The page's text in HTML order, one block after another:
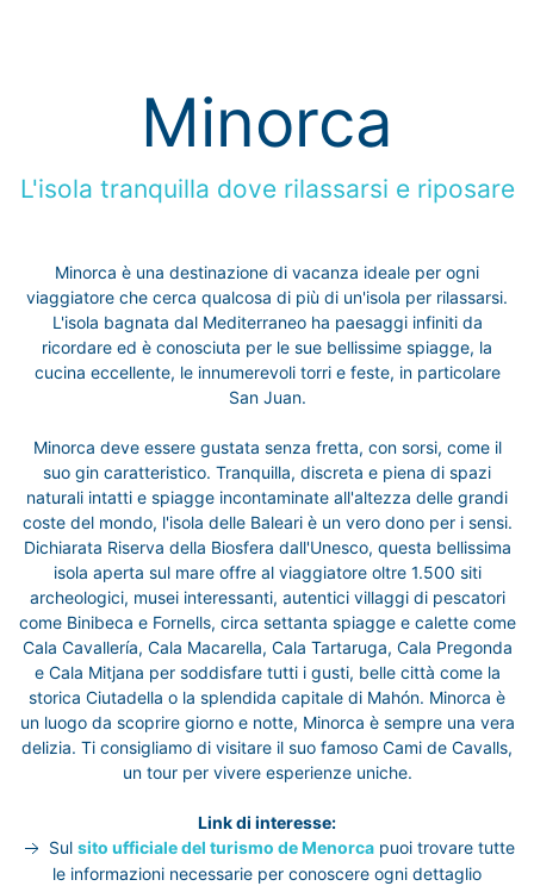
Minorca
L'isola tranquilla dove rilassarsi e riposare
Minorca è una destinazione di vacanza ideale per ogni
viaggiatore che cerca qualcosa di più di un'isola per rilassarsi.
L'isola bagnata dal Mediterraneo ha paesaggi infiniti da
ricordare ed è conosciuta per le sue bellissime spiagge, la
cucina eccellente, le innumerevoli torri e feste, in particolare
San Juan.
Minorca deve essere gustata senza fretta, con sorsi, come il
suo gin caratteristico. Tranquilla, discreta e piena di spazi
naturali intatti e spiagge incontaminate all'altezza delle grandi
coste del mondo, l'isola delle Baleari è un vero dono per i sensi.
Dichiarata Riserva della Biosfera dall'Unesco, questa bellissima
isola aperta sul mare offre al viaggiatore oltre 1.500 siti
archeologici, musei interessanti, autentici villaggi di pescatori
come Binibeca e Fornells, circa settanta spiagge e calette come
Cala Cavallería, Cala Macarella, Cala Tartaruga, Cala Pregonda
e Cala Mitjana per soddisfare tutti i gusti, belle città come la
storica Ciutadella o la splendida capitale di Mahón. Minorca è
un luogo da scoprire giorno e notte, Minorca è sempre una vera
delizia. Ti consigliamo di visitare il suo famoso Cami de Cavalls,
un tour per vivere esperienze uniche.
Link di interesse:
Sul sito ufficiale del turismo de Menorcapuoi trovare tutte
le informazioni necessarie per conoscere ogni dettaglio